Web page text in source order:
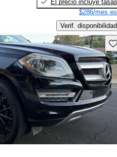
El precio incluye tasas
$286/mes
Verif. disponibilidad